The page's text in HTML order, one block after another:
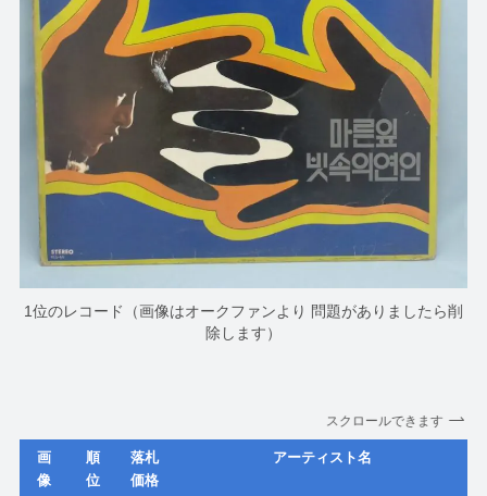
1位のレコード（画像はオークファンより 問題がありましたら削
除します）
スクロールできます
画
像
順
位
落札
価格
アーティスト名